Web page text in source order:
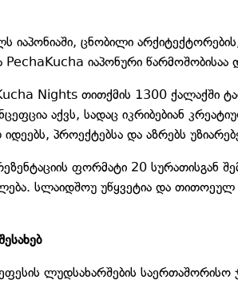
იაპონიაში, ცნობილი
PechaKucha იაპონური
Nights თითქმის 1300 ქალაქში
აქვს, სადაც იკრიბებიან
პროექტებსა და აზრებს
ფორმატი 20 სურათისგან
სლაიდშოუ უწყვეტია და
ლუდსახარშების საერთაშორისო